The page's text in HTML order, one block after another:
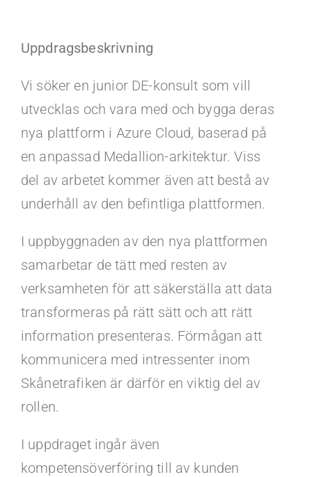
Faq
Portal
Uppdragsbeskrivning
Vi söker en junior DE-konsult som vill
utvecklas och vara med och bygga deras
nya plattform i Azure Cloud, baserad på
en anpassad Medallion-arkitektur. Viss
del av arbetet kommer även att bestå av
underhåll av den befintliga plattformen.
I uppbyggnaden av den nya plattformen
samarbetar de tätt med resten av
verksamheten för att säkerställa att data
transformeras på rätt sätt och att rätt
information presenteras. Förmågan att
kommunicera med intressenter inom
Skånetrafiken är därför en viktig del av
rollen.
I uppdraget ingår även
kompetensöverföring till av kunden